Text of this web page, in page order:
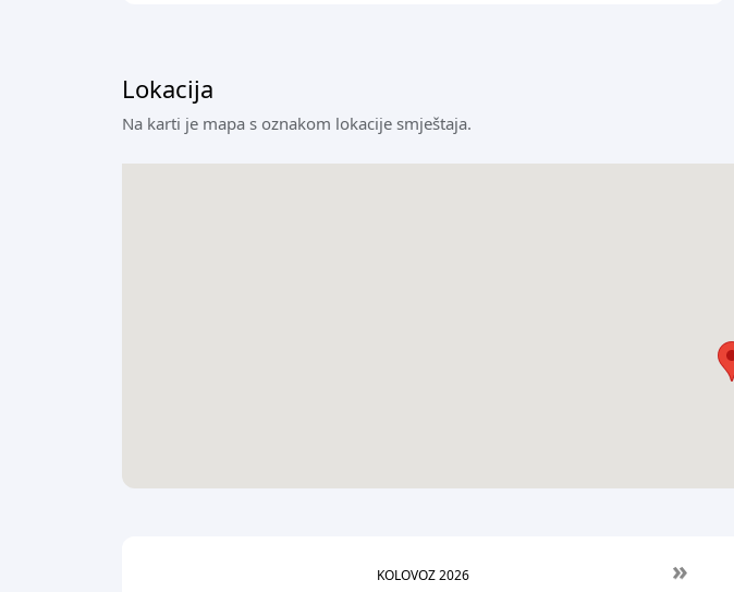
Lokacija
Na karti je mapa s oznakom lokacije smještaja.
»
KOLOVOZ 2026